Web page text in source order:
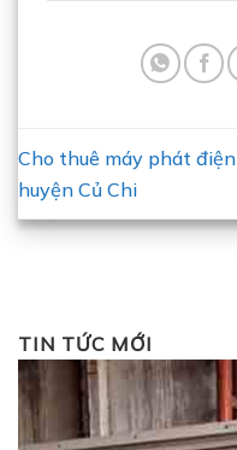
Cho thuê máy phát điện
huyện Củ Chi
TIN TỨC MỚI